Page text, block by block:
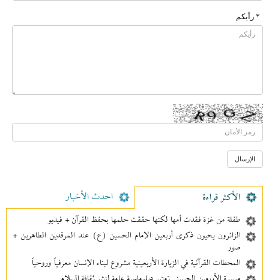
* رأیکم
الأکثر قراءة احدث الأخبار
طفلة من غزة فقدت أمها لكنها حققت حلمها بحفظ القرآن + فيديو
الزائرون يحيون ذكرى أربعين الإمام الحسين (ع) عند المرقدين الطاهرين +
صور
المحطات القرآنية في الزيارة الأربعينية مشروع لبناء الإنسان معرفیاً وروحياً